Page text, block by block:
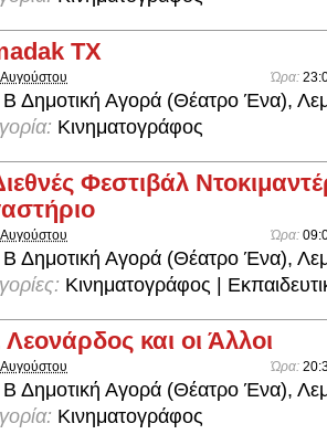
TX
Ώρα:
Β Δημοτική Αγορά (Θέατρο Ένα),
Κινηματογράφος
Φεστιβάλ
Ώρα:
Β Δημοτική Αγορά (Θέατρο Ένα),
Κινηματογράφος |
και οι Άλλοι
Ώρα:
Β Δημοτική Αγορά (Θέατρο Ένα),
Κινηματογράφος